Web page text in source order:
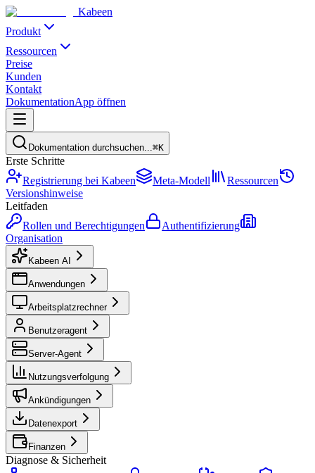
Kabeen
Produkt
Ressourcen
Preise
Kunden
Kontakt
DokumentationApp öffnen
Dokumentation durchsuchen...⌘K
Erste Schritte
Registrierung bei Kabeen
Meta-Modell
Ressourcen
Versionshinweise
Leitfaden
Rollen und Berechtigungen
Authentifizierung
Organisation
Kabeen AI
Anwendungen
Arbeitsplatzrechner
Benutzeragent
Server-Agent
Nutzungsverfolgung
Ankündigungen
Datenexport
Finanzen
Diagnose & Sicherheit